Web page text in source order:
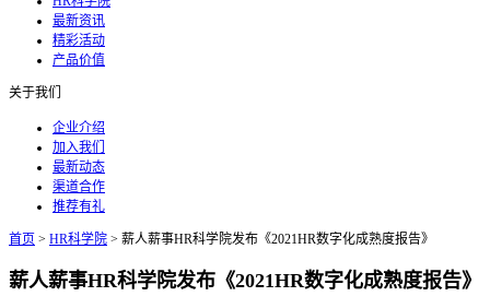
最新资讯
精彩活动
产品价值
关于我们
企业介绍
加入我们
最新动态
渠道合作
推荐有礼
首页 > HR科学院 > 薪人薪事HR科学院发布《2021HR数字化成熟度报告》
薪人薪事HR科学院发布《2021HR数字化成熟度报告》